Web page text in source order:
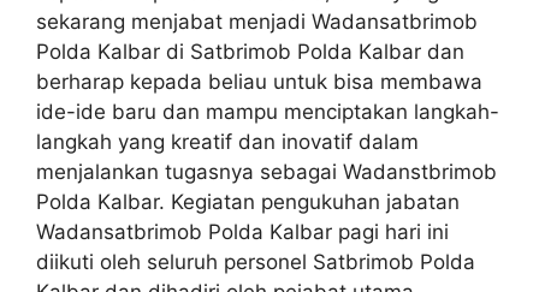
sekarang menjabat menjadi Wadansatbrimob
Polda Kalbar di Satbrimob Polda Kalbar dan
berharap kepada beliau untuk bisa membawa
ide-ide baru dan mampu menciptakan langkah-
langkah yang kreatif dan inovatif dalam
menjalankan tugasnya sebagai Wadanstbrimob
Polda Kalbar. Kegiatan pengukuhan jabatan
Wadansatbrimob Polda Kalbar pagi hari ini
diikuti oleh seluruh personel Satbrimob Polda